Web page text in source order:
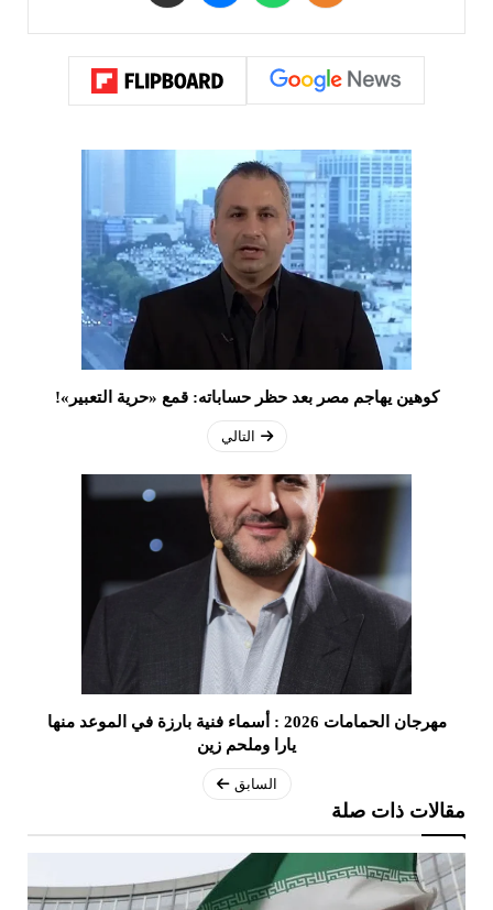
كوهين يهاجم مصر بعد حظر حساباته: قمع «حرية التعبير»!
التالي
مهرجان الحمامات 2026 : أسماء فنية بارزة في الموعد منها
يارا وملحم زين
السابق
مقالات ذات صلة